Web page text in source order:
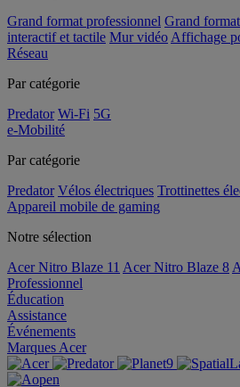
Grand format professionnel Grand
interactif et tactile Mur vidéo Affichage
Réseau
Par catégorie
Predator Wi-Fi 5G
e-Mobilité
Par catégorie
Predator Vélos électriques Trottinettes
Appareil mobile de gaming
Notre sélection
Acer Nitro Blaze 11 Acer Nitro Blaze 8
Professionnel
Éducation
Assistance
Événements
Marques Acer